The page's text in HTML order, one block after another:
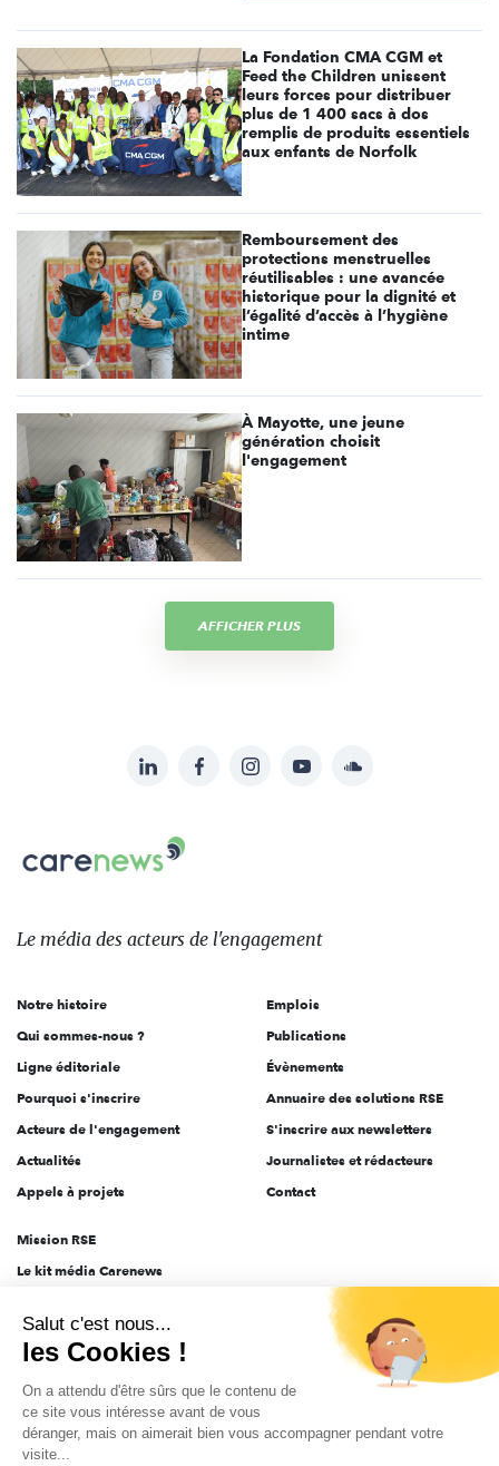
La Fondation CMA CGM et
Feed the Children unissent
leurs forces pour distribuer
plus de 1 400 sacs à dos
remplis de produits essentiels
aux enfants de Norfolk
Remboursement des
protections menstruelles
réutilisables : une avancée
historique pour la dignité et
l’égalité d’accès à l’hygiène
intime
À Mayotte, une jeune
génération choisit
l'engagement
AFFICHER PLUS
sur:
LinkedInFacebookInstagramYouTubeSoundcloud
Le
des
l'engagement
Le média des acteurs de l'engagement
Notre histoire
Qui sommes-nous ?
Ligne éditoriale
Pourquoi s'inscrire
Acteurs de l'engagement
Actualités
Appels à projets
Emplois
Publications
Évènements
Annuaire des solutions RSE
S'inscrire aux newsletters
Journalistes et rédacteurs
Contact
Mission RSE
Le kit média Carenews
AEF info
Novethic
PRODURABLE
Inclusiv Day
Salut c'est nous...
les Cookies !
On a attendu d'être sûrs que le contenu de
ce site vous intéresse avant de vous
déranger, mais on aimerait bien vous accompagner pendant votre
visite...